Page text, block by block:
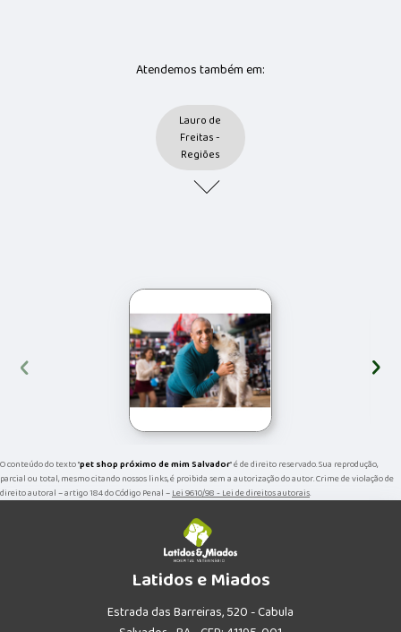
Atendemos também em:
Lauro de
Freitas -
Regiões
‹ ›
O conteúdo do texto "pet shop próximo de mim Salvador" é de direito reservado. Sua reprodução,
parcial ou total, mesmo citando nossos links, é proibida sem a autorização do autor. Crime de violação de
direito autoral – artigo 184 do Código Penal –Lei 9610/98 - Lei de direitos autorais.
Latidos e Miados
Estrada das Barreiras, 520 - Cabula